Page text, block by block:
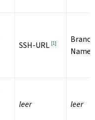
SSH-URL [1]
Name
leer leer